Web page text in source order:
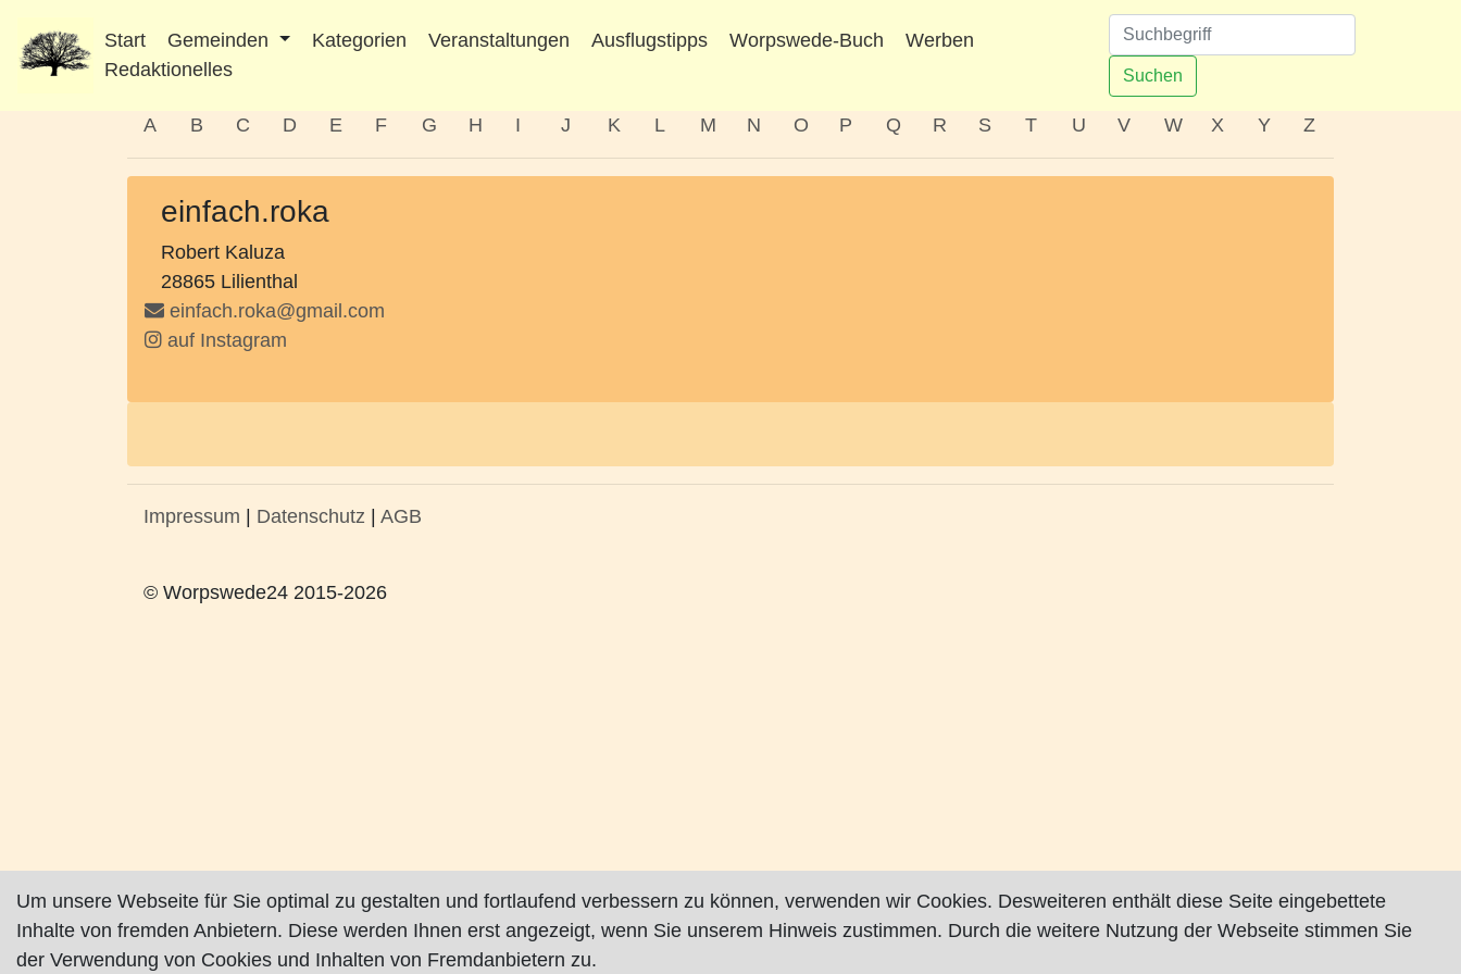
Start Gemeinden Kategorien Veranstaltungen Ausflugstipps Worpswede-Buch
Werben
Redaktionelles
Suchen
A B C D E F G H I J K L M N O P Q R S T U V W X Y Z
einfach.roka
Robert Kaluza
28865 Lilienthal
einfach.roka@gmail.com
auf Instagram
Impressum Datenschutz AGB
© Worpswede24 2015-2026
Um unsere Webseite für Sie optimal zu gestalten und fortlaufend verbessern zu können, verwenden wir Cookies. Desweiteren enthält diese Seite eingebettete
Inhalte von fremden Anbietern. Diese werden Ihnen erst angezeigt, wenn Sie unserem Hinweis zustimmen. Durch die weitere Nutzung der Webseite stimmen Sie
der Verwendung von Cookies und Inhalten von Fremdanbietern zu.